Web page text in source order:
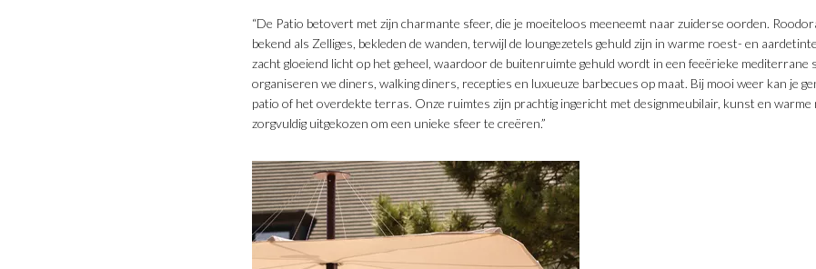
“De Patio betovert met zijn charmante sfeer, die je moeiteloos meeneemt naar zuiderse oorden.
bekend als Zelliges, bekleden de wanden, terwijl de loungezetels gehuld zijn in warme roest- en
zacht gloeiend licht op het geheel, waardoor de buitenruimte gehuld wordt in een feeërieke mediterrane
organiseren we diners, walking diners, recepties en luxueuze barbecues op maat. Bij mooi weer kan je
patio of het overdekte terras. Onze ruimtes zijn prachtig ingericht met designmeubilair, kunst en warme
zorgvuldig uitgekozen om een unieke sfeer te creëren.”